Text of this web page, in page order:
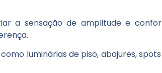
a sensação de amplitude e
luminárias de piso, abajures,